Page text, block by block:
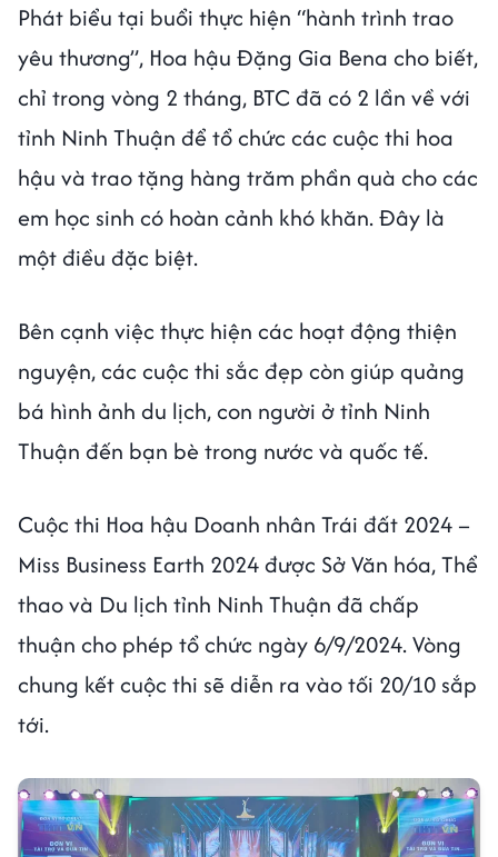
Phát biểu tại buổi thực hiện “hành trình trao
yêu thương”, Hoa hậu Đặng Gia Bena cho biết,
chỉ trong vòng 2 tháng, BTC đã có 2 lần về với
tỉnh Ninh Thuận để tổ chức các cuộc thi hoa
hậu và trao tặng hàng trăm phần quà cho các
em học sinh có hoàn cảnh khó khăn. Đây là
một điều đặc biệt.
Bên cạnh việc thực hiện các hoạt động thiện
nguyện, các cuộc thi sắc đẹp còn giúp quảng
bá hình ảnh du lịch, con người ở tỉnh Ninh
Thuận đến bạn bè trong nước và quốc tế.
Cuộc thi Hoa hậu Doanh nhân Trái đất 2024 –
Miss Business Earth 2024 được Sở Văn hóa, Thể
thao và Du lịch tỉnh Ninh Thuận đã chấp
thuận cho phép tổ chức ngày 6/9/2024. Vòng
chung kết cuộc thi sẽ diễn ra vào tối 20/10 sắp
tới.